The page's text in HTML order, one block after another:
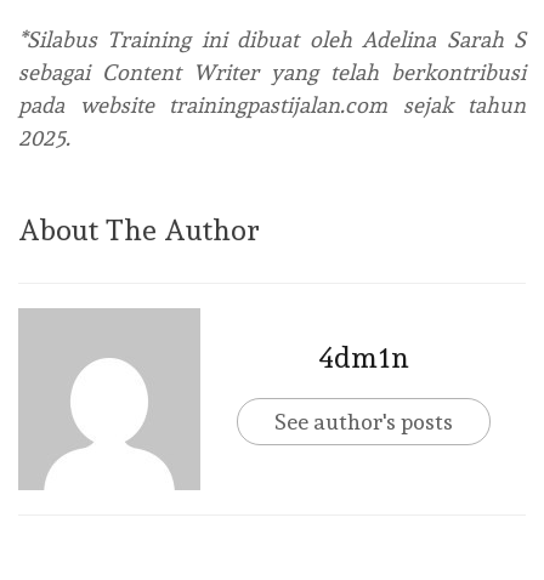
*Silabus Training ini dibuat oleh Adelina Sarah S
sebagai Content Writer yang telah berkontribusi
pada website trainingpastijalan.com sejak tahun
2025.
About The Author
4dm1n
See author's posts